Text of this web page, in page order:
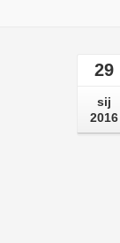
29
sij
2016